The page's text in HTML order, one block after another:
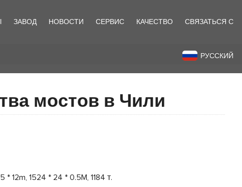
ЗАВОД НОВОСТИ СЕРВИС КАЧЕСТВО СВЯЗАТЬСЯ С
РУССКИЙ
назад
мостов в Чили
* 12m, 1524 * 24 * 0.5M, 1184 т.